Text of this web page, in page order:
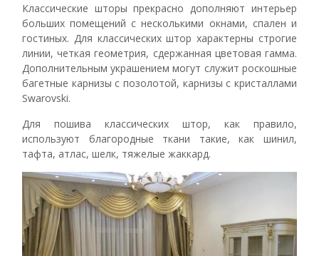
Классические шторы прекрасно дополняют интерьер
больших помещений с несколькими окнами, спален и
гостиных. Для классических штор характерны строгие
линии, четкая геометрия, сдержанная цветовая гамма.
Дополнительным украшением могут служит роскошные
багетные карнизы с позолотой, карнизы с кристаллами
Swarovski.
Для пошива классических штор, как правило,
используют благородные ткани такие, как шинил,
тафта, атлас, шелк, тяжелые жаккард.